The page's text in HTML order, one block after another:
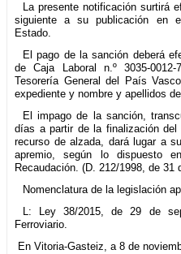
La presente notificación surtirá
siguiente a su publicación en
Estado.
El pago de la sanción deberá
de Caja Laboral n.º 3035-0012-
Tesorería General del País
expediente y nombre y apellidos
El impago de la sanción,
días a partir de la finalización del
recurso de alzada, dará lugar a
apremio, según lo dispuesto
Recaudación. (D. 212/1998, de 31
Nomenclatura de la legislación
L: Ley 38/2015, de 29 de
Ferroviario.
En Vitoria-Gasteiz, a 8 de